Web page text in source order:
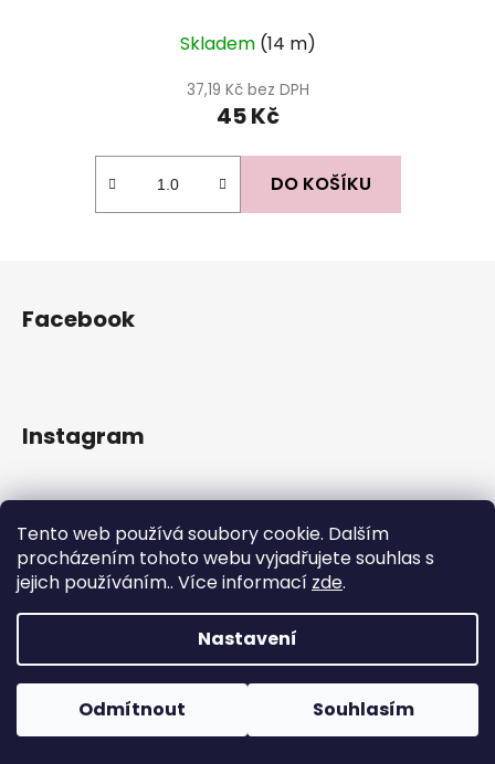
Tento web používá soubory cookie. Dalším
procházením tohoto webu vyjadřujete souhlas s
jejich používáním.. Více informací zde.
Nastavení
Odmítnout Souhlasím
Skladem (14 m)
37,19 Kč bez DPH
45 Kč
DO KOŠÍKU
Facebook
Instagram